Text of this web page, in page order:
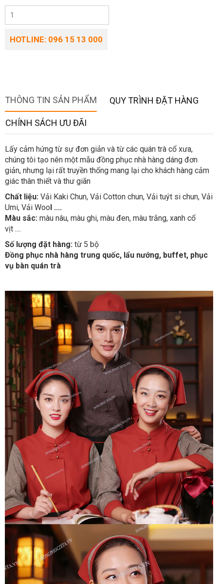
HOTLINE: 096 15 13 000
THÔNG TIN SẢN PHẨM QUY TRÌNH ĐẶT HÀNG
CHÍNH SÁCH ƯU ĐÃI
Lấy cảm hứng từ sự đơn giản và từ các quán trà cổ xưa,
chúng tôi tạo nên một mẫu đồng phục nhà hàng dáng đơn
giản, nhưng lại rất truyền thống mang lại cho khách hàng cảm
giác thân thiết và thư giãn
Chất liệu: Vải Kaki Chun, Vải Cotton chun, Vải tuýt si chun, Vải
Umi, Vải Wool ....
Màu sắc: màu nâu, màu ghi, màu đen, màu trắng, xanh cổ
vịt ....
Số lượng đặt hàng: từ 5 bộ
Đồng phục nhà hàng trung quốc, lẩu nướng, buffet, phục
vụ bàn quán trà